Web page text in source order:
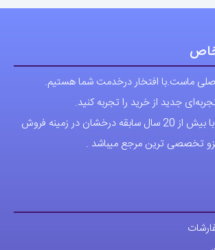
جدید از خرید را تجربه کنید.
فروشگاه اقای خاص با بیش از 20 سال سابقه درخشان در زمینه فروش
تخصصی ترین مرجع میباشد .